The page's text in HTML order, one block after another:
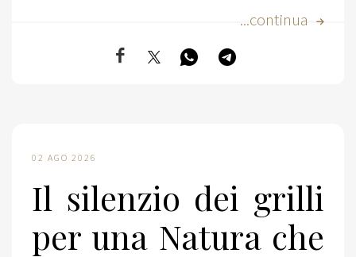
...continua
02 AGO 2026
Il silenzio dei grilli
per una Natura che